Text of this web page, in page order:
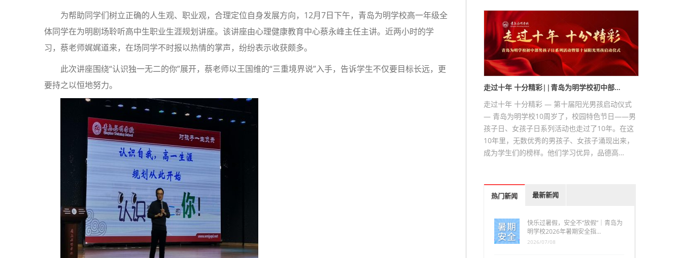
为帮助同学们树立正确的人生观、职业观，合理定位自身发展方向，12月7日下午，青岛为明学校高一年级全
体同学在为明剧场聆听高中生职业生涯规划讲座。该讲座由心理健康教育中心蔡永峰主任主讲。近两小时的学
习，蔡老师娓娓道来，在场同学不时报以热情的掌声，纷纷表示收获颇多。
此次讲座围绕“认识独一无二的你”展开，蔡老师以王国维的“三重境界说”入手，告诉学生不仅要目标长远，更
要持之以恒地努力。
走过十年 十分精彩||青岛为明学校初中部…
走过十年 十分精彩 — 第十届阳光男孩启动仪式
— 青岛为明学校10周岁了，校园特色节日——男
孩子日、女孩子日系列活动也走过了10年。在这
10年里，无数优秀的男孩子、女孩子涌现出来，
成为学生们的榜样。他们学习优异，品德高…
热门新闻 最新新闻
快乐过暑假，安全不“放假”｜青岛为
明学校2026年暑期安全指…
2026/07/08